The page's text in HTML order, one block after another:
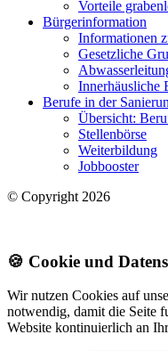
Vorteile
Bürgerinformation
Informationen
Gesetzliche
Innerhäusliche
Berufe in der
Übersicht:
Stellenbörse
Weiterbildung
Jobbooster
© Copyright 2026
🍪 Cookie und
Wir nutzen Cookies auf
notwendig, damit die Seite
Website kontinuierlich an